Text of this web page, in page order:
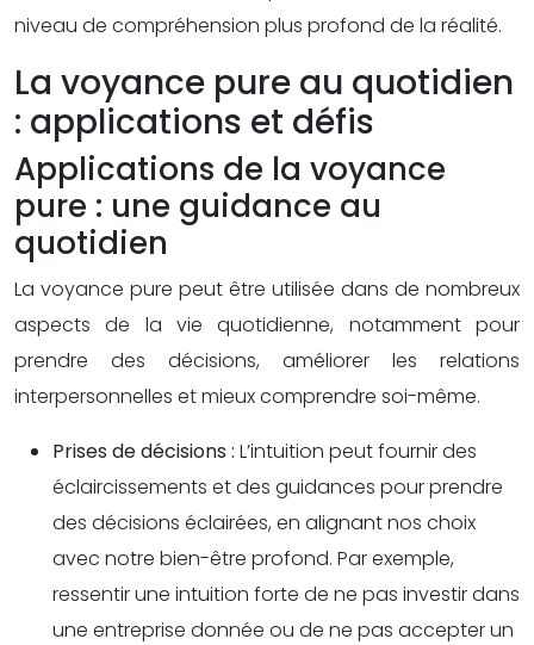
niveau de compréhension plus profond de la réalité.
La voyance pure au quotidien
: applications et défis
Applications de la voyance
pure : une guidance au
quotidien
La voyance pure peut être utilisée dans de nombreux
aspects de la vie quotidienne, notamment pour
prendre des décisions, améliorer les relations
interpersonnelles et mieux comprendre soi-même.
Prises de décisions : L’intuition peut fournir des
éclaircissements et des guidances pour prendre
des décisions éclairées, en alignant nos choix
avec notre bien-être profond. Par exemple,
ressentir une intuition forte de ne pas investir dans
une entreprise donnée ou de ne pas accepter un